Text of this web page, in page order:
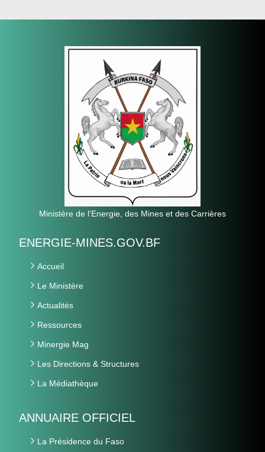
Ministère de l'Energie, des Mines et des Carrières
ENERGIE-MINES.GOV.BF
Accueil
Le Ministère
Actualités
Ressources
Minergie Mag
Les Directions & Structures
La Médiathèque
ANNUAIRE OFFICIEL
La Présidence du Faso